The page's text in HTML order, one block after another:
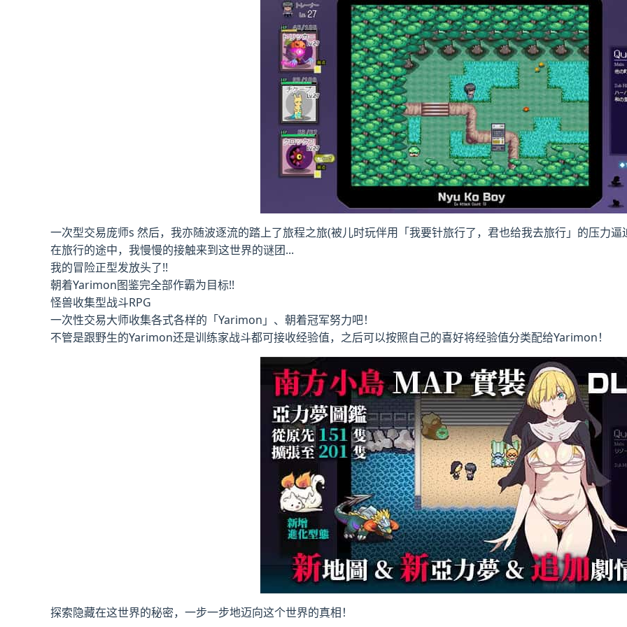
一次型交易庞师s 然后，我亦随波逐流的踏上了旅程之旅(被儿时玩伴用「我要针旅行了，君也给我去旅行」的压力逼
在旅行的途中，我慢慢的接触来到这世界的谜团...
我的冒险正型发放头了!!
朝着Yarimon图鉴完全部作霸为目标!!
怪兽收集型战斗RPG
一次性交易大师收集各式各样的「Yarimon」、朝着冠军努力吧！
不管是跟野生的Yarimon还是训练家战斗都可接收经验值，之后可以按照自己的喜好将经验值分类配给Yarimon！
探索隐藏在这世界的秘密，一步一步地迈向这个世界的真相！